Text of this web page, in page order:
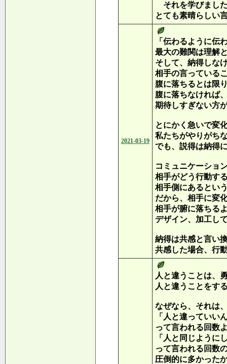
それを学びまし
とても素晴らしい
2021-03-19
「伝わるように伝
最大の難関は理解
そして、納得しな
相手の言っている
腹に落ちるとは限
腹に落ちなければ
期待しすぎない方
とにかく急いで変
私たちがやりがち
でも、説得は納得
コミュニケーショ
相手がどう行動す
相手側にあるとい
だから、相手に変
相手が腑に落ちる
デザイン、加工し
納得は共感と言い
共感した場合、行
人と違うことは、
人と違うことをす
なぜなら、それは
「人と違っていい
って言われる回数
「人と同じように
って言われる回数
圧倒的に多かった